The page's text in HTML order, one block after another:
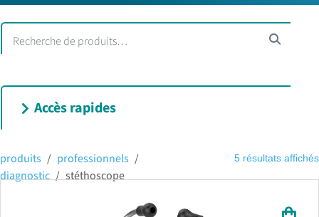
Accès rapides
produits / professionnels /
diagnostic/stéthoscope
5 résultats affichés